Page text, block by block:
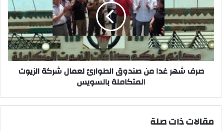
بالسويس
من
صندوق
الطوارئ
لعمال
شركة
الزيوت
المتكاملة
بالسويس
صرف شهر غدا من صندوق الطوارئ لعمال شركة الزيوت
المتكاملة بالسويس
مقالات ذات صلة